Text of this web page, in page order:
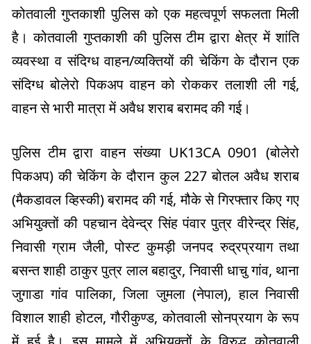
कोतवाली गुप्तकाशी पुलिस को एक महत्वपूर्ण सफलता मिली
है। कोतवाली गुप्तकाशी की पुलिस टीम द्वारा क्षेत्र में शांति
व्यवस्था व संदिग्ध वाहन/व्यक्तियों की चेकिंग के दौरान एक
संदिग्ध बोलेरो पिकअप वाहन को रोककर तलाशी ली गई,
वाहन से भारी मात्रा में अवैध शराब बरामद की गई।
​पुलिस टीम द्वारा वाहन संख्या UK13CA 0901 (बोलेरो
पिकअप) की चेकिंग के दौरान कुल 227 बोतल अवैध शराब
(मैकडावल व्हिस्की) बरामद की गई, मौके से गिरफ्तार किए गए
अभियुक्तों की पहचान देवेन्द्र सिंह पंवार पुत्र वीरेन्द्र सिंह,
निवासी ग्राम जैली, पोस्ट कुमड़ी जनपद रुद्रप्रयाग तथा
बसन्त शाही ठाकुर पुत्र लाल बहादुर, निवासी धाचु गांव, थाना
जुगाडा गांव पालिका, जिला जुमला (नेपाल), हाल निवासी
विशाल शाही होटल, गौरीकुण्ड, कोतवाली सोनप्रयाग के रूप